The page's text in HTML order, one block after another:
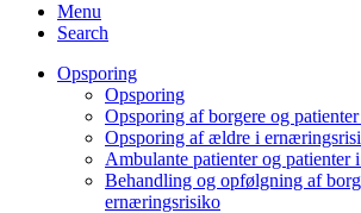
Menu
Search
Opsporing
Opsporing
Opsporing af borgere og
Opsporing af ældre i
Ambulante patienter og patienter
Behandling og opfølgning af
ernæringsrisiko